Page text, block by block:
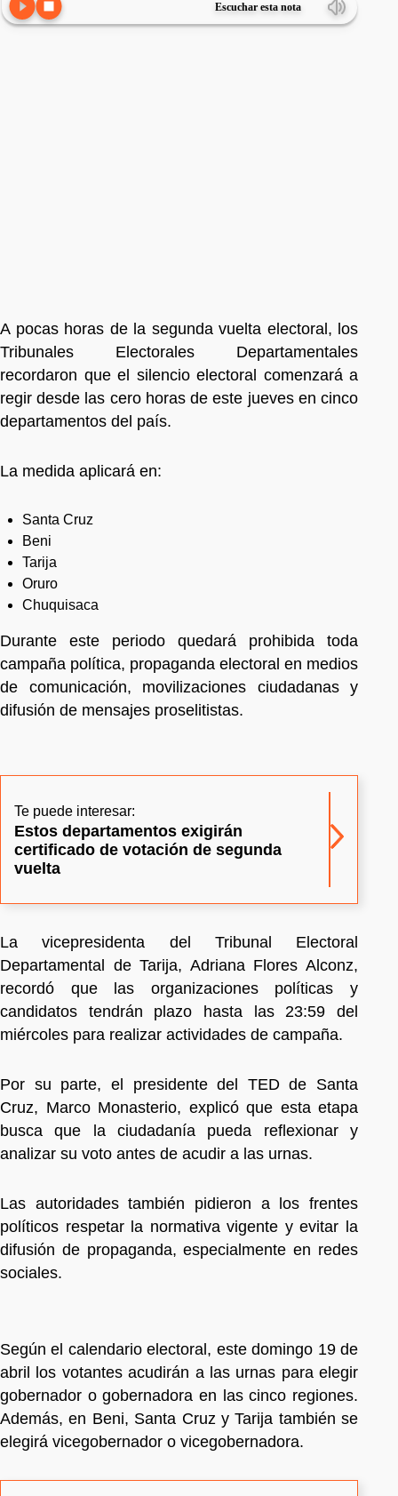
Escuchar esta nota
A pocas horas de la segunda vuelta electoral, los
Tribunales Electorales Departamentales
recordaron que el silencio electoral comenzará a
regir desde las cero horas de este jueves en cinco
departamentos del país.
La medida aplicará en:
Santa Cruz
Beni
Tarija
Oruro
Chuquisaca
Durante este periodo quedará prohibida toda
campaña política, propaganda electoral en medios
de comunicación, movilizaciones ciudadanas y
difusión de mensajes proselitistas.
Te puede interesar:
Estos departamentos exigirán
certificado de votación de segunda
vuelta
La vicepresidenta del Tribunal Electoral
Departamental de Tarija, Adriana Flores Alconz,
recordó que las organizaciones políticas y
candidatos tendrán plazo hasta las 23:59 del
miércoles para realizar actividades de campaña.
Por su parte, el presidente del TED de Santa
Cruz, Marco Monasterio, explicó que esta etapa
busca que la ciudadanía pueda reflexionar y
analizar su voto antes de acudir a las urnas.
Las autoridades también pidieron a los frentes
políticos respetar la normativa vigente y evitar la
difusión de propaganda, especialmente en redes
sociales.
Según el calendario electoral, este domingo 19 de
abril los votantes acudirán a las urnas para elegir
gobernador o gobernadora en las cinco regiones.
Además, en Beni, Santa Cruz y Tarija también se
elegirá vicegobernador o vicegobernadora.